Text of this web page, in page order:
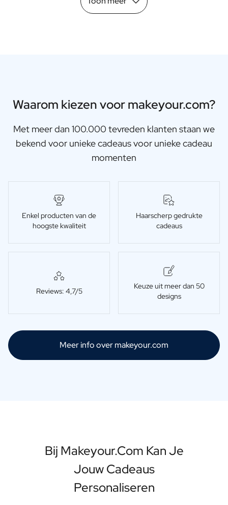
Waarom kiezen voor makeyour.com?
Met meer dan 100.000 tevreden klanten staan we
bekend voor unieke cadeaus voor unieke cadeau
momenten
Enkel producten van de
hoogste kwaliteit
Haarscherp gedrukte
cadeaus
Reviews: 4,7/5
Keuze uit meer dan 50
designs
Meer info over makeyour.com
Bij Makeyour.com Kan Je
Jouw Cadeaus
Personaliseren